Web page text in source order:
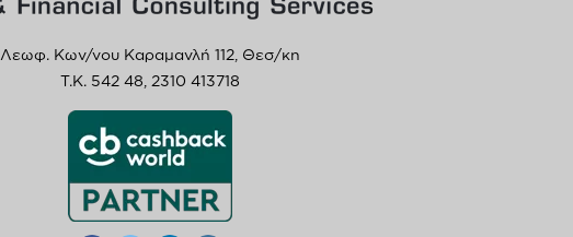
Λεωφ. Κων/νου Καραμανλή 112, Θεσ/κη
T.K. 542 48, 2310 413718